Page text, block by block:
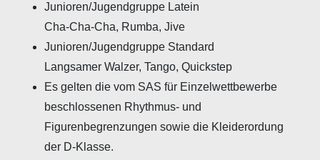
Junioren/Jugendgruppe Latein
Cha-Cha-Cha, Rumba, Jive
Junioren/Jugendgruppe Standard
Langsamer Walzer, Tango, Quickstep
Es gelten die vom SAS für Einzelwettbewerbe
beschlossenen Rhythmus- und
Figurenbegrenzungen sowie die Kleiderordung
der D-Klasse.